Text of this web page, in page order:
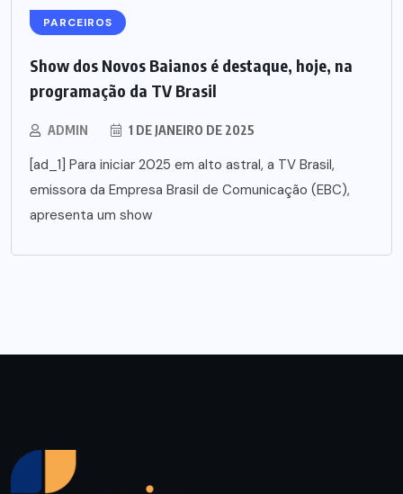
PARCEIROS
Show dos Novos Baianos é destaque, hoje, na
programação da TV Brasil
ADMIN 1 DE JANEIRO DE 2025
[ad_1] Para iniciar 2025 em alto astral, a TV Brasil,
emissora da Empresa Brasil de Comunicação (EBC),
apresenta um show